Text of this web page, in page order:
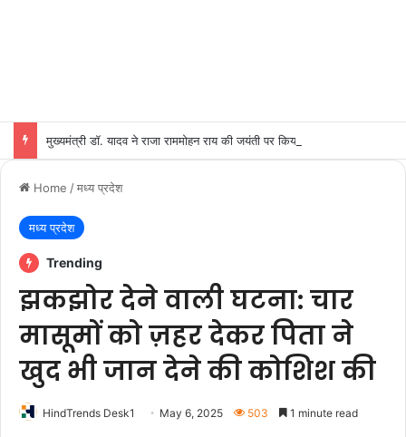
मुख्यमंत्री डॉ. यादव ने राजा राममोहन राय की जयंती पर किया नमन
Home /मध्य प्रदेश
मध्य प्रदेश
Trending
झकझोर देने वाली घटना: चार
मासूमों को ज़हर देकर पिता ने
खुद भी जान देने की कोशिश की
HindTrends Desk1 May 6, 2025 503 1 minute read